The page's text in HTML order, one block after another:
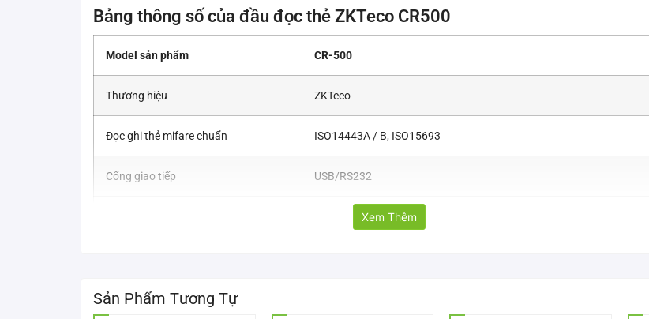
Bảng thông số của đầu đọc thẻ ZKTeco CR500
Model sản phẩm CR-500
Thương hiệu ZKTeco
Đọc ghi thẻ mifare chuẩn ISO14443A / B, ISO15693
Cổng giao tiếp USB/RS232
Xem Thêm
Sản Phẩm Tương Tự